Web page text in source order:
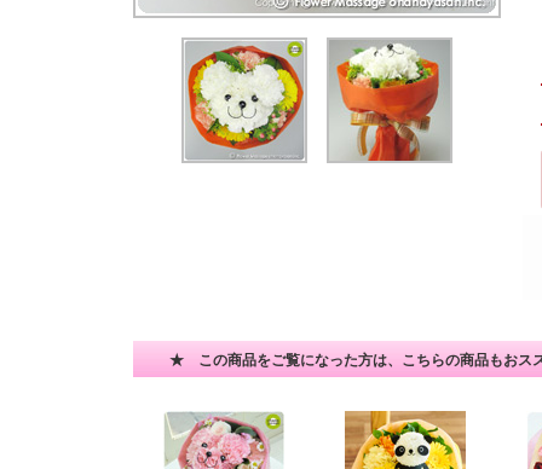
★ この商品をご覧になった方は、こちらの商品もお